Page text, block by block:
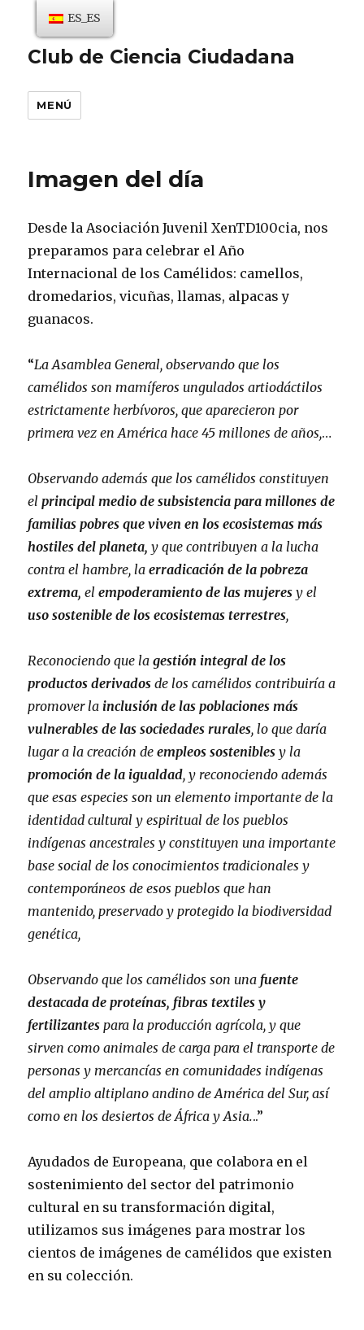
Club de Ciencia Ciudadana
MENÚ
Imagen del día
Desde la Asociación Juvenil XenTD100cia, nos
preparamos para celebrar el Año
Internacional de los Camélidos: camellos,
dromedarios, vicuñas, llamas, alpacas y
guanacos.
“La Asamblea General, observando que los
camélidos son mamíferos ungulados artiodáctilos
estrictamente herbívoros, que aparecieron por
primera vez en América hace 45 millones de años,…
Observando además que los camélidos constituyen
elprincipal medio de subsistencia para millones de
familias pobres que viven en los ecosistemas más
hostiles del planeta, y que contribuyen a la lucha
contra el hambre, laerradicación de la pobreza
extrema, elempoderamiento de las mujeres y el
uso sostenible de los ecosistemas terrestres,
Reconociendo que lagestión integral de los
productos derivados de los camélidos contribuiría a
promover la inclusión de las poblaciones más
vulnerables de las sociedades rurales, lo que daría
lugar a la creación deempleos sostenibles y la
promoción de la igualdad, y reconociendo además
que esas especies son un elemento importante de la
identidad cultural y espiritual de los pueblos
indígenas ancestrales y constituyen una importante
base social de los conocimientos tradicionales y
contemporáneos de esos pueblos que han
mantenido, preservado y protegido la biodiversidad
genética,
Observando que los camélidos son una fuente
destacada de proteínas, fibras textiles y
fertilizantes para la producción agrícola, y que
sirven como animales de carga para el transporte de
personas y mercancías en comunidades indígenas
del amplio altiplano andino de América del Sur, así
como en los desiertos de África y Asia...”
Ayudados de Europeana, que colabora en el
sostenimiento del sector del patrimonio
cultural en su transformación digital,
utilizamos sus imágenes para mostrar los
cientos de imágenes de camélidos que existen
en su colección.
ES_ES